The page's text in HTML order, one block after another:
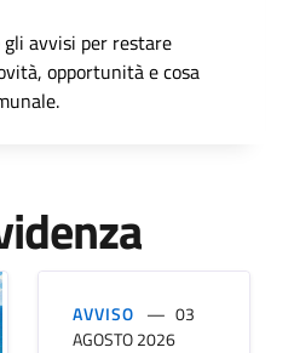
avvisi per restare
opportunità e cosa
AVVISO
03
AGOSTO 2026